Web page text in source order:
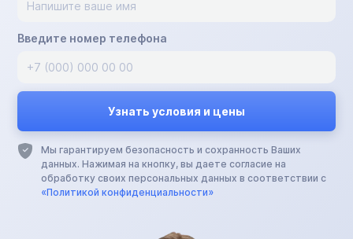
Введите номер телефона
Мы гарантируем безопасность и сохранность Ваших
данных. Нажимая на кнопку, вы даете согласие на
обработку своих персональных данных в соответствии с
«Политикой конфиденциальности»